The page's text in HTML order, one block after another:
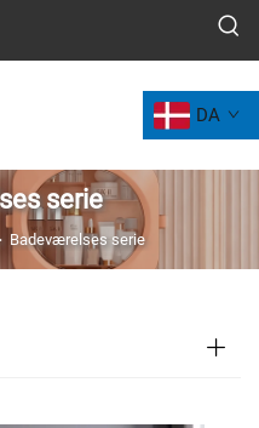
DA
serie
Badeværelses serie